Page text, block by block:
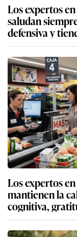
Los expertos
saludan
defensiva y
Los expertos
mantienen la
cognitiva,